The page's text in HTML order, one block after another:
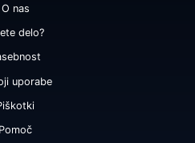
O nas
delo?
uporabe
Pomoč